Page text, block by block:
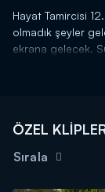
Hayat Tamircisi
olmadık şeyler
ekrana gelecek.
sorunlarına çare
Tamircisi Hasan
ÖZEL
Sırala